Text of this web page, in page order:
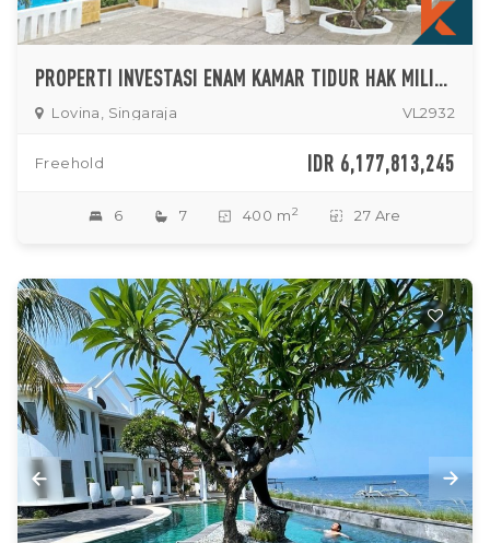
PROPERTI INVESTASI ENAM KAMAR TIDUR HAK MILIK DIJUAL DI SINGARAJA - LOVINA
Lovina, Singaraja VL2932
Freehold IDR 6,177,813,245
6 7 400 m2 27 Are